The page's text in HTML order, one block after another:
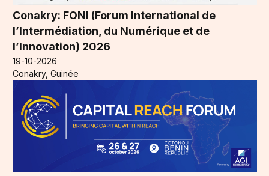
Conakry: FONI (Forum International de
l’Intermédiation, du Numérique et de
l’Innovation) 2026
19-10-2026
Conakry, Guinée